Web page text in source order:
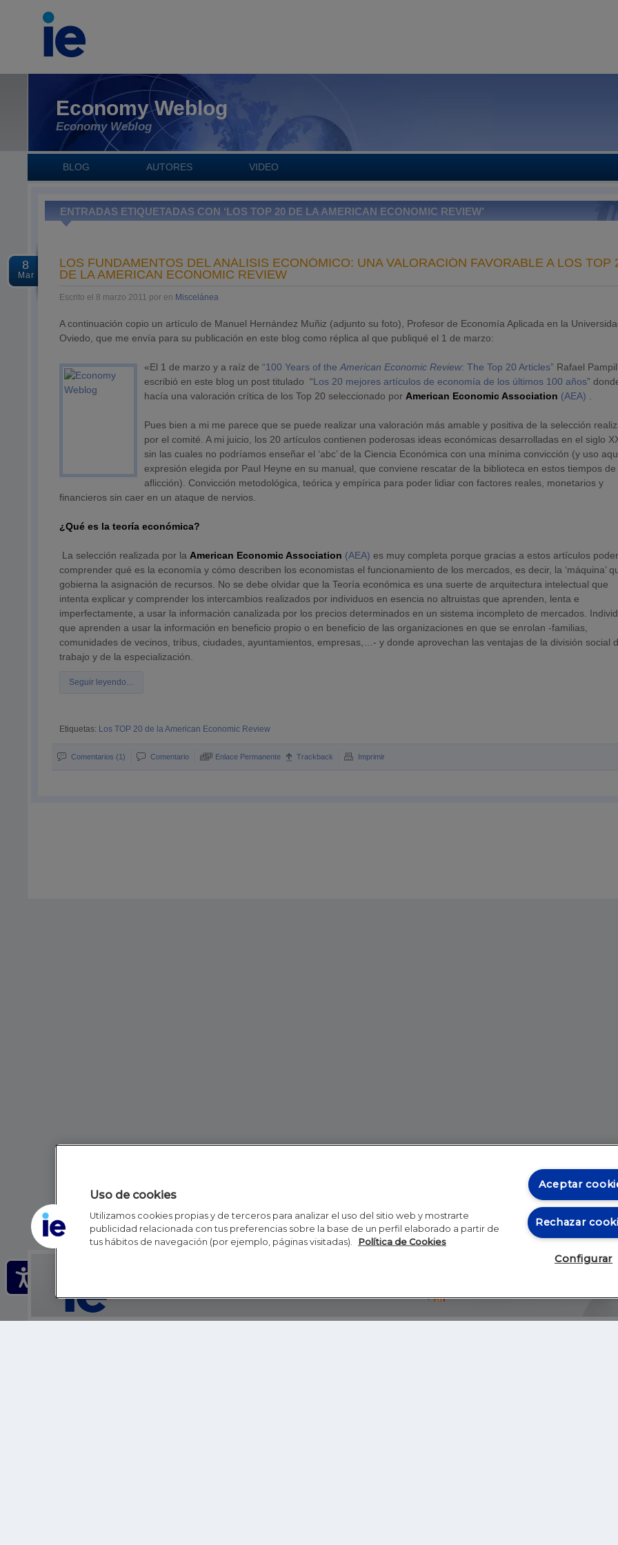
Economy Weblog
Economy Weblog
BLOG AUTORES VIDEO
ENTRADAS ETIQUETADAS CON ‘LOS TOP 20 DE LA AMERICAN ECONOMIC REVIEW’
8
Mar
LOS FUNDAMENTOS DEL ANÁLISIS ECONÓMICO: UNA VALORACIÓN FAVORABLE A LOS TOP
DE LA AMERICAN ECONOMIC REVIEW
Escrito el 8 marzo 2011 por en Miscelánea
A continuación copio un artículo de Manuel Hernández Muñiz (adjunto su foto), Profesor de Economía Aplicada en la
Oviedo, que me envía para su publicación en este blog como réplica al que publiqué el 1 de marzo:
«El 1 de marzo y a raíz de“100 Years of theAmerican Economic Review: The Top 20 Articles” Rafael
escribió en este blog un post titulado “Los 20 mejores artículos de economía de los últimos 100 años”
hacía una valoración crítica de los Top 20 seleccionado por American Economic Association (AEA)
Pues bien a mi me parece que se puede realizar una valoración más amable y positiva de la selección
por el comité. A mi juicio, los 20 artículos contienen poderosas ideas económicas desarrolladas en el siglo
sin las cuales no podríamos enseñar el ‘abc’ de la Ciencia Económica con una mínima convicción (y uso
expresión elegida por Paul Heyne en su manual, que conviene rescatar de la biblioteca en estos tiempos de
aflicción). Convicción metodológica, teórica y empírica para poder lidiar con factores reales, monetarios y
financieros sin caer en un ataque de nervios.
¿Qué es la teoría económica?
La selección realizada por la American Economic Association (AEA) es muy completa porque gracias a estos artículos
comprender qué es la economía y cómo describen los economistas el funcionamiento de los mercados, es decir, la ‘máquina’
gobierna la asignación de recursos. No se debe olvidar que la Teoría económica es una suerte de arquitectura intelectual que
intenta explicar y comprender los intercambios realizados por individuos en esencia no altruistas que aprenden, lenta e
imperfectamente, a usar la información canalizada por los precios determinados en un sistema incompleto de mercados.
que aprenden a usar la información en beneficio propio o en beneficio de las organizaciones en que se enrolan -familias,
comunidades de vecinos, tribus, ciudades, ayuntamientos, empresas,…- y donde aprovechan las ventajas de la división social
trabajo y de la especialización.
Seguir leyendo…
Etiquetas: Los TOP 20 de la American Economic Review
Comentarios (1) Comentario Enlace Permanente Trackback Imprimir
Inicio RSS
Uso de cookies
Utilizamos cookies propias y de terceros para analizar el uso del sitio web y mostrarte
publicidad relacionada con tus preferencias sobre la base de un perfil elaborado a partir de
tus hábitos de navegación (por ejemplo, páginas visitadas).
Política de Cookies
Aceptar
Rechazar
Configurar